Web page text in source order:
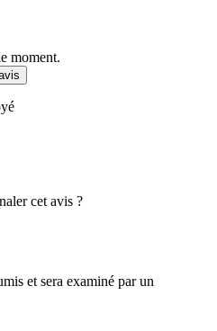
moment.
cet avis ?
et sera examiné par un